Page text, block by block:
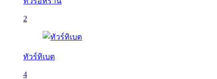
2
ทัวร์ทิเบต
4